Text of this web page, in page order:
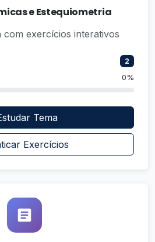
e Estequiometria
com exercícios interativos
2
0%
Tema
Exercícios